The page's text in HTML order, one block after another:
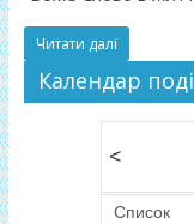
Читати далі
Календар
<
Список